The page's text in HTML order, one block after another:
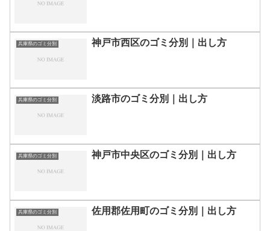
兵庫県のゴミ分別 神戸市西区のゴミ分別｜出し方
兵庫県のゴミ分別 淡路市のゴミ分別｜出し方
兵庫県のゴミ分別 神戸市中央区のゴミ分別｜出し方
兵庫県のゴミ分別 佐用郡佐用町のゴミ分別｜出し方